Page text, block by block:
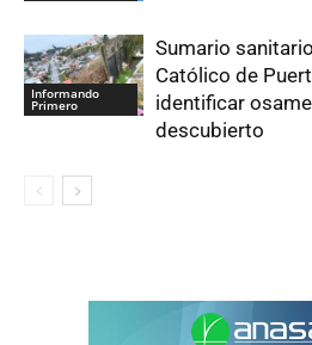
Informando
Primero
Sumario
Católico de
identificar
descubierto